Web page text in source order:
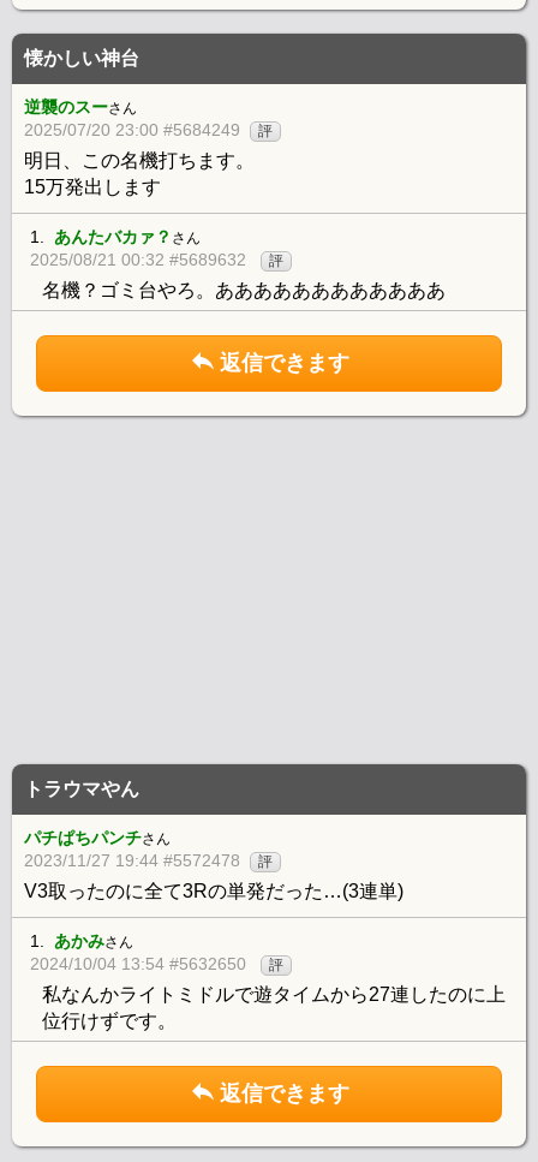
懐かしい神台
逆襲のスーさん
2025/07/20 23:00 #5684249 評
明日、この名機打ちます。
15万発出します
1. あんたバカァ？ さん
2025/08/21 00:32 #5689632 評
名機？ゴミ台やろ。ああああああああああああ
返信できます
トラウマやん
パチぱちパンチさん
2023/11/27 19:44 #5572478 評
V3取ったのに全て3Rの単発だった…(3連単)
1. あかみさん
2024/10/04 13:54 #5632650 評
私なんかライトミドルで遊タイムから27連したのに上
位行けずです。
返信できます